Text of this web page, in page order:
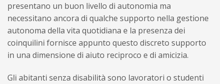
presentano un buon livello di autonomia ma
necessitano ancora di qualche supporto nella gestione
autonoma della vita quotidiana e la presenza dei
coinquilini fornisce appunto questo discreto supporto
in una dimensione di aiuto reciproco e di amicizia.
Gli abitanti senza disabilità sono lavoratori o studenti